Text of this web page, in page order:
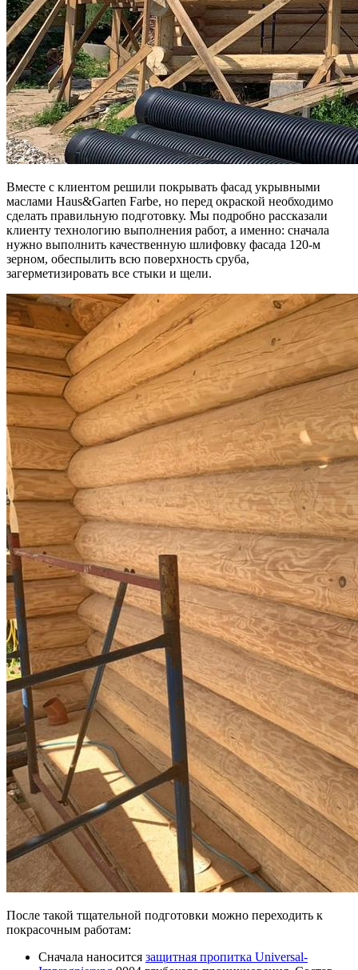
Вместе с клиентом решили покрывать фасад укрывными
маслами Haus&Garten Farbe, но перед окраской необходимо
сделать правильную подготовку. Мы подробно рассказали
клиенту технологию выполнения работ, а именно: сначала
нужно выполнить качественную шлифовку фасада 120-м
зерном, обеспылить всю поверхность сруба,
загерметизировать все стыки и щели.
После такой тщательной подготовки можно переходить к
покрасочным работам:
Сначала наносится защитная пропитка Universal-